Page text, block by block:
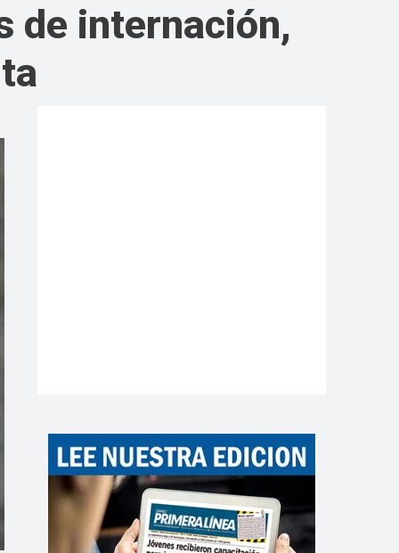
de internación,